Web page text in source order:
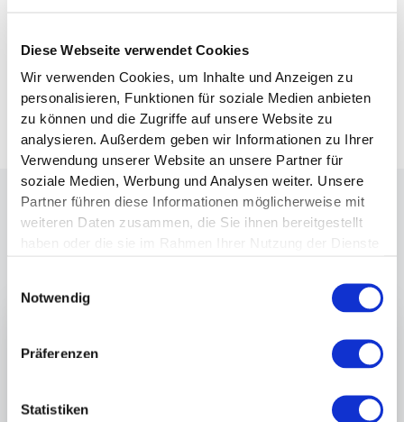
Diese Webseite verwendet Cookies
Wir verwenden Cookies, um Inhalte und Anzeigen zu
personalisieren, Funktionen für soziale Medien anbieten
zu können und die Zugriffe auf unsere Website zu
analysieren. Außerdem geben wir Informationen zu Ihrer
Verwendung unserer Website an unsere Partner für
soziale Medien, Werbung und Analysen weiter. Unsere
Partner führen diese Informationen möglicherweise mit
weiteren Daten zusammen, die Sie ihnen bereitgestellt
haben oder die sie im Rahmen Ihrer Nutzung der Dienste
Notwendig
Präferenzen
Statistiken
InterviewmitMelanieP.